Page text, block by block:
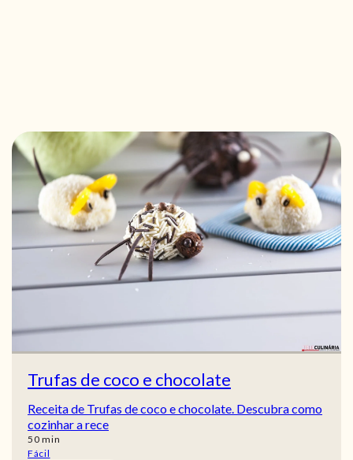
Trufas de coco e chocolate
Receita de Trufas de coco e chocolate. Descubra como
cozinhar a rece
50min
min
Fácil